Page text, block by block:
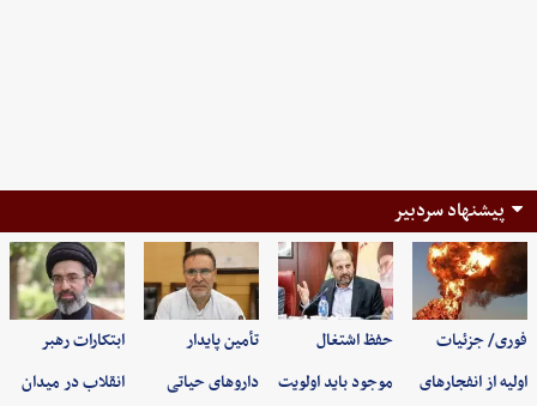
پیشنهاد سردبیر
فوری/ جزئیات
اولیه از انفجارهای
حفظ اشتغال
موجود باید اولویت
تأمین پایدار
داروهای حیاتی
ابتکارات رهبر
انقلاب در میدان